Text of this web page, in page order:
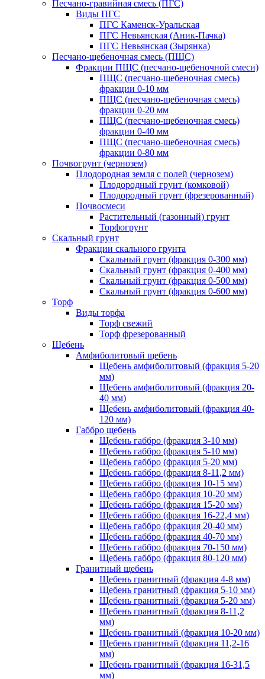
Песчано-гравийная смесь (ПГС)
Виды ПГС
ПГС Каменск-Уральская
ПГС Невьянская (Аник-Пачка)
ПГС Невьянская (Зырянка)
Песчано-щебеночная смесь (ПЩС)
Фракции ПЩС (песчано-щебеночной смеси)
ПЩС (песчано-щебеночная смесь)
фракции 0-10 мм
ПЩС (песчано-щебеночная смесь)
фракции 0-20 мм
ПЩС (песчано-щебеночная смесь)
фракции 0-40 мм
ПЩС (песчано-щебеночная смесь)
фракции 0-80 мм
Почвогрунт (чернозем)
Плодородная земля с полей (чернозем)
Плодородный грунт (комковой)
Плодородный грунт (фрезерованный)
Почвосмеси
Растительный (газонный) грунт
Торфогрунт
Скальный грунт
Фракции скального грунта
Скальный грунт (фракция 0-300 мм)
Скальный грунт (фракция 0-400 мм)
Скальный грунт (фракция 0-500 мм)
Скальный грунт (фракция 0-600 мм)
Торф
Виды торфа
Торф свежий
Торф фрезерованный
Щебень
Амфиболитовый щебень
Щебень амфиболитовый (фракция 5-20
мм)
Щебень амфиболитовый (фракция 20-
40 мм)
Щебень амфиболитовый (фракция 40-
120 мм)
Габбро щебень
Щебень габбро (фракция 3-10 мм)
Щебень габбро (фракция 5-10 мм)
Щебень габбро (фракция 5-20 мм)
Щебень габбро (фракция 8-11,2 мм)
Щебень габбро (фракция 10-15 мм)
Щебень габбро (фракция 10-20 мм)
Щебень габбро (фракция 15-20 мм)
Щебень габбро (фракция 16-22,4 мм)
Щебень габбро (фракция 20-40 мм)
Щебень габбро (фракция 40-70 мм)
Щебень габбро (фракция 70-150 мм)
Щебень габбро (фракция 80-120 мм)
Гранитный щебень
Щебень гранитный (фракция 4-8 мм)
Щебень гранитный (фракция 5-10 мм)
Щебень гранитный (фракция 5-20 мм)
Щебень гранитный (фракция 8-11,2
мм)
Щебень гранитный (фракция 10-20 мм)
Щебень гранитный (фракция 11,2-16
мм)
Щебень гранитный (фракция 16-31,5
мм)